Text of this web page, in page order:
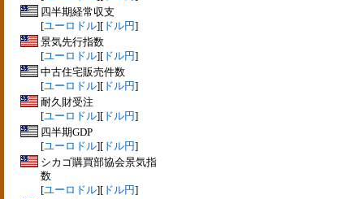
四半期経常収支
[ユーロドル][ ドル円]
景気先行指数
[ユーロドル][ ドル円]
中古住宅販売件数
[ユーロドル][ ドル円]
耐久財受注
[ユーロドル][ ドル円]
四半期GDP
[ユーロドル][ ドル円]
シカゴ購買部協会景気指
数
[ユーロドル][ ドル円]